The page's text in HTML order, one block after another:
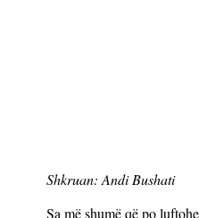
Shkruan: Andi Bushati
Sa më shumë që po